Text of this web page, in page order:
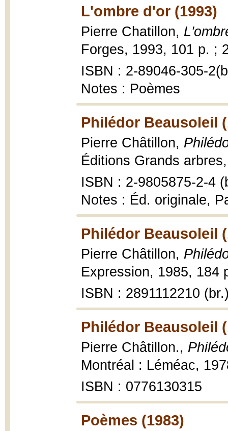
L'ombre d'or (1993)
Pierre Chatillon,
Forges, 1993, 101 p. ;
ISBN : 2-89046-305-
Notes : Poèmes
Philédor Beausoleil
Pierre Châtillon,
Éditions Grands
ISBN : 2-9805875-2-4
Notes : Éd. originale,
Philédor Beausoleil
Pierre Châtillon,
Expression, 1985, 184
ISBN : 2891112210
Philédor Beausoleil
Pierre Châtillon.,
Montréal : Léméac,
ISBN : 0776130315
Poèmes (1983)